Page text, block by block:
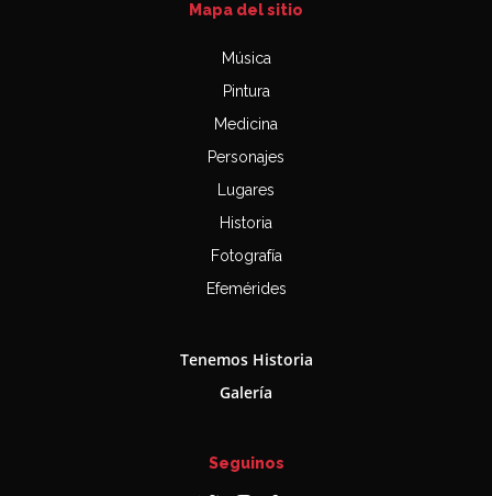
Mapa del sitio
Música
Pintura
Medicina
Personajes
Lugares
Historia
Fotografía
Efemérides
Tenemos Historia
Galería
Seguinos